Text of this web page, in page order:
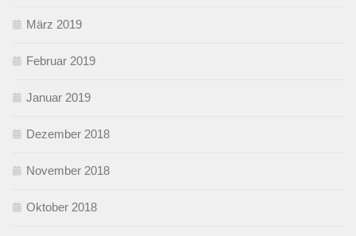
März 2019
Februar 2019
Januar 2019
Dezember 2018
November 2018
Oktober 2018